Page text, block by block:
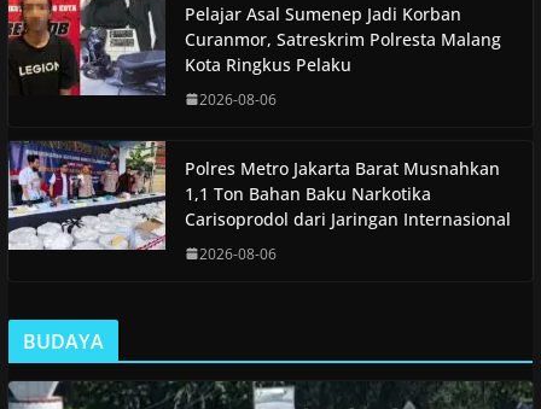
Pelajar Asal Sumenep Jadi Korban
Curanmor, Satreskrim Polresta Malang
Kota Ringkus Pelaku
2026-08-06
Polres Metro Jakarta Barat Musnahkan
1,1 Ton Bahan Baku Narkotika
Carisoprodol dari Jaringan Internasional
2026-08-06
BUDAYA